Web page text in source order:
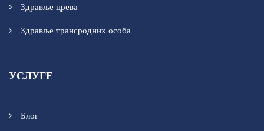
Здравље црева
Здравље трансродних особа
УСЛУГЕ
Блог